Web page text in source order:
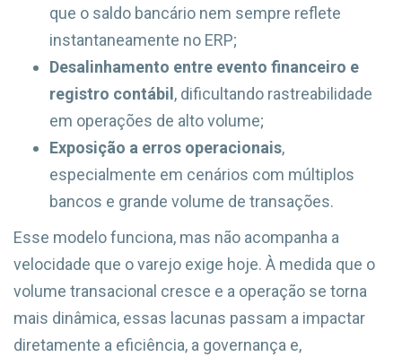
que o saldo bancário nem sempre reflete
instantaneamente no ERP;
Desalinhamento entre evento financeiro e
registro contábil , dificultando rastreabilidade
em operações de alto volume;
Exposição a erros operacionais,
especialmente em cenários com múltiplos
bancos e grande volume de transações.
Esse modelo funciona, mas não acompanha a
velocidade que o varejo exige hoje. À medida que o
volume transacional cresce e a operação se torna
mais dinâmica, essas lacunas passam a impactar
diretamente a eficiência, a governança e,